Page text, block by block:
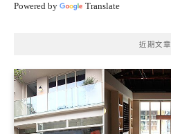
Powered by Translate
近期文章